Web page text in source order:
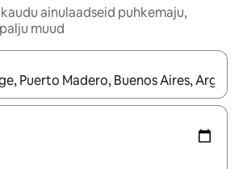
ainulaadseid puhkemaju,
muud
kuvatud, liigu ekraanil nooleklahvidega või